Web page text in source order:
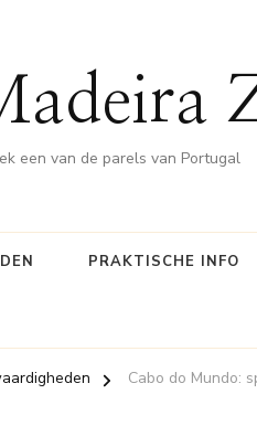
een van de parels van Portugal
PRAKTISCHE INFO
Cabo do Mundo: